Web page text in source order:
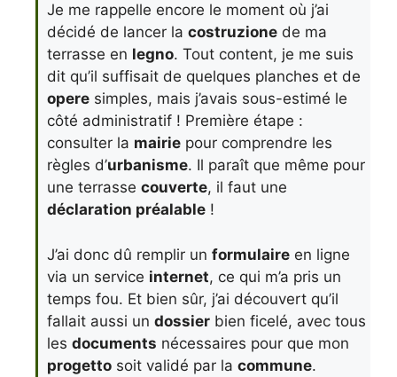
Je me rappelle encore le moment où j’ai
décidé de lancer la costruzione de ma
terrasse en legno. Tout content, je me suis
dit qu’il suffisait de quelques planches et de
opere simples, mais j’avais sous-estimé le
côté administratif ! Première étape :
consulter la mairie pour comprendre les
règles d’urbanisme. Il paraît que même pour
une terrasse couverte, il faut une
déclaration préalable !
J’ai donc dû remplir un formulaire en ligne
via un service internet, ce qui m’a pris un
temps fou. Et bien sûr, j’ai découvert qu’il
fallait aussi un dossier bien ficelé, avec tous
les documents nécessaires pour que mon
progetto soit validé par la commune.